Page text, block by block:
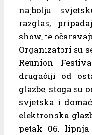
najbolju
razglas,
show, te
Organizatori su
Reunion
drugačiji od
glazbe, stoga su
svjetska i
elektronska
petak 06.